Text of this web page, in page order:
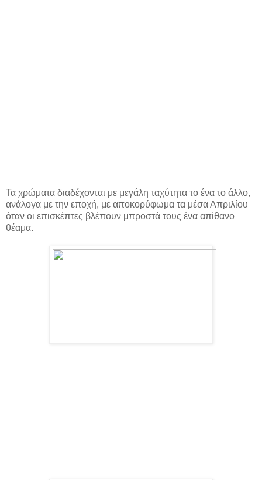
Τα χρώματα διαδέχονται με μεγάλη ταχύτητα το ένα το άλλο,
ανάλογα με την εποχή, με αποκορύφωμα τα μέσα Απριλίου
όταν οι επισκέπτες βλέπουν μπροστά τους ένα απίθανο
θέαμα.